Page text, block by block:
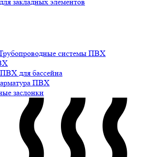
системы ПВХ
для бассейна
ПВХ
заслонки